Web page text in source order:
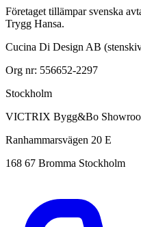
Företaget tillämpar svenska
Trygg Hansa.
Cucina Di Design AB
Org nr: 556652-2297
Stockholm
VICTRIX Bygg&Bo
Ranhammarsvägen 20 E
168 67 Bromma Stockholm